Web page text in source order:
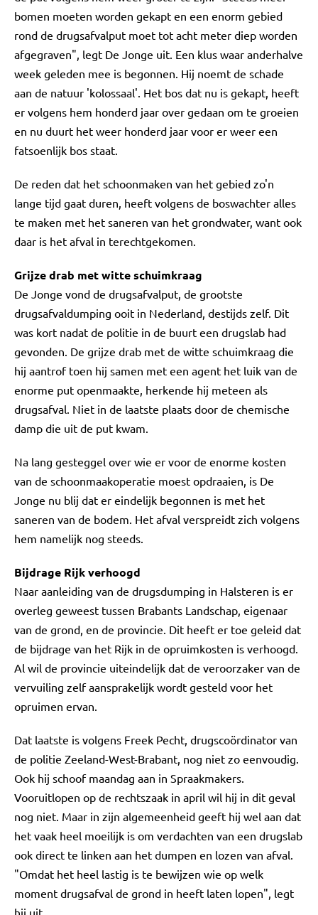
bomen moeten worden gekapt en een enorm gebied
rond de drugsafvalput moet tot acht meter diep worden
afgegraven", legt De Jonge uit. Een klus waar anderhalve
week geleden mee is begonnen. Hij noemt de schade
aan de natuur 'kolossaal'. Het bos dat nu is gekapt, heeft
er volgens hem honderd jaar over gedaan om te groeien
en nu duurt het weer honderd jaar voor er weer een
fatsoenlijk bos staat.
De reden dat het schoonmaken van het gebied zo'n
lange tijd gaat duren, heeft volgens de boswachter alles
te maken met het saneren van het grondwater, want ook
daar is het afval in terechtgekomen.
Grijze drab met witte schuimkraag
De Jonge vond de drugsafvalput, de grootste
drugsafvaldumping ooit in Nederland, destijds zelf. Dit
was kort nadat de politie in de buurt een drugslab had
gevonden. De grijze drab met de witte schuimkraag die
hij aantrof toen hij samen met een agent het luik van de
enorme put openmaakte, herkende hij meteen als
drugsafval. Niet in de laatste plaats door de chemische
damp die uit de put kwam.
Na lang gesteggel over wie er voor de enorme kosten
van de schoonmaakoperatie moest opdraaien, is De
Jonge nu blij dat er eindelijk begonnen is met het
saneren van de bodem. Het afval verspreidt zich volgens
hem namelijk nog steeds.
Bijdrage Rijk verhoogd
Naar aanleiding van de drugsdumping in Halsteren is er
overleg geweest tussen Brabants Landschap, eigenaar
van de grond, en de provincie. Dit heeft er toe geleid dat
de bijdrage van het Rijk in de opruimkosten is verhoogd.
Al wil de provincie uiteindelijk dat de veroorzaker van de
vervuiling zelf aansprakelijk wordt gesteld voor het
opruimen ervan.
Dat laatste is volgens Freek Pecht, drugscoördinator van
de politie Zeeland-West-Brabant, nog niet zo eenvoudig.
Ook hij schoof maandag aan in Spraakmakers.
Vooruitlopen op de rechtszaak in april wil hij in dit geval
nog niet. Maar in zijn algemeenheid geeft hij wel aan dat
het vaak heel moeilijk is om verdachten van een drugslab
ook direct te linken aan het dumpen en lozen van afval.
"Omdat het heel lastig is te bewijzen wie op welk
moment drugsafval de grond in heeft laten lopen", legt
hij uit.